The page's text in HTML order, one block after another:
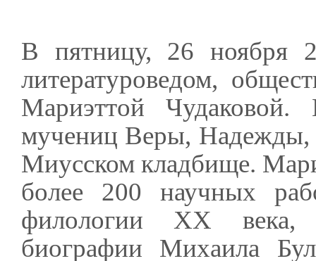
В пятницу, 26 ноября
литературоведом,
Мариэттой
мучениц Веры,
Миусском кладбище.
более 200 научных
филологии XX века,
биографии Михаила